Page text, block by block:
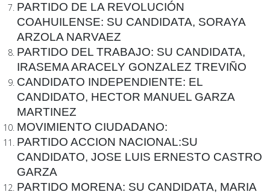
PARTIDO DE LA REVOLUCIÓN
COAHUILENSE: SU CANDIDATA, SORAYA
ARZOLA NARVAEZ
PARTIDO DEL TRABAJO: SU CANDIDATA,
IRASEMA ARACELY GONZALEZ TREVIÑO
CANDIDATO INDEPENDIENTE: EL
CANDIDATO, HECTOR MANUEL GARZA
MARTINEZ
MOVIMIENTO CIUDADANO:
PARTIDO ACCION NACIONAL:SU
CANDIDATO, JOSE LUIS ERNESTO CASTRO
GARZA
PARTIDO MORENA: SU CANDIDATA, MARIA